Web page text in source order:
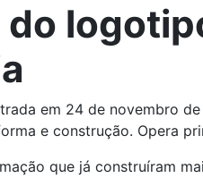
do
em 24 de novembro
e construção. Opera
que já construíram